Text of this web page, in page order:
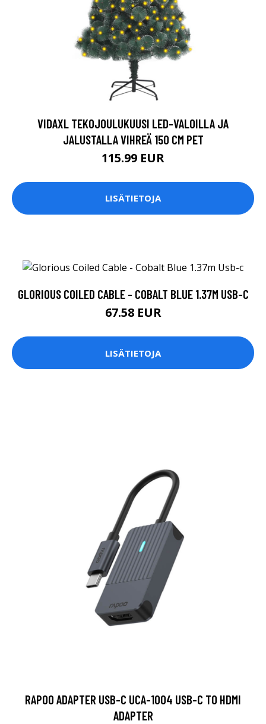
VIDAXL TEKOJOULUKUUSI LED-VALOILLA JA
JALUSTALLA VIHREÄ 150 CM PET
115.99 EUR
LISÄTIETOJA
GLORIOUS COILED CABLE - COBALT BLUE 1.37M USB-C
67.58 EUR
LISÄTIETOJA
RAPOO ADAPTER USB-C UCA-1004 USB-C TO HDMI
ADAPTER